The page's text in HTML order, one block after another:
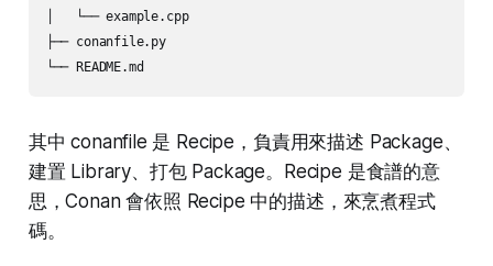
│   └── example.cpp
├── conanfile.py
其中 conanfile 是 Recipe，負責用來描述 Package、
建置 Library、打包 Package。Recipe 是食譜的意
思，Conan 會依照 Recipe 中的描述，來烹煮程式
碼。